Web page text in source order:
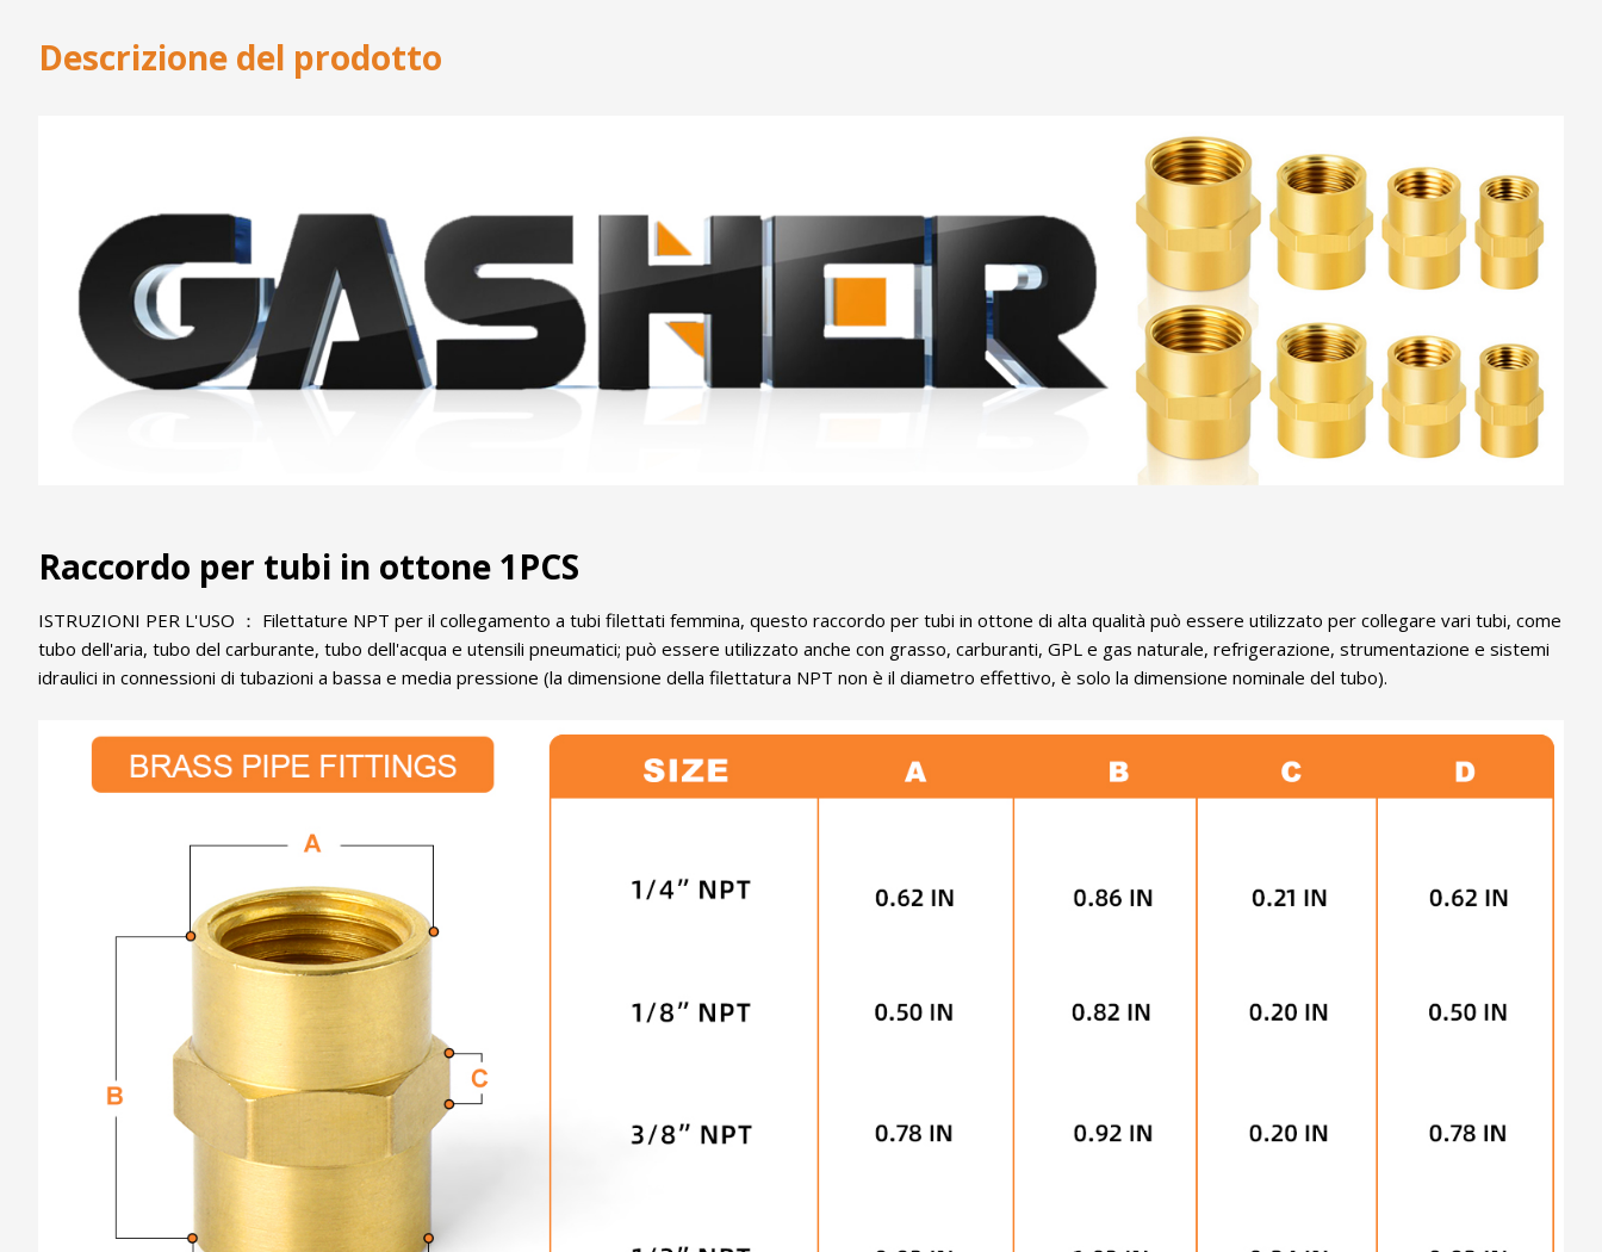
Descrizione del prodotto
Raccordo per tubi in ottone 1PCS
ISTRUZIONI PER L'USO ： Filettature NPT per il collegamento a tubi filettati femmina, questo raccordo per tubi in ottone di alta qualità può essere utilizzato per collegare vari tubi, come
tubo dell'aria, tubo del carburante, tubo dell'acqua e utensili pneumatici; può essere utilizzato anche con grasso, carburanti, GPL e gas naturale, refrigerazione, strumentazione e sistemi
idraulici in connessioni di tubazioni a bassa e media pressione (la dimensione della filettatura NPT non è il diametro effettivo, è solo la dimensione nominale del tubo).